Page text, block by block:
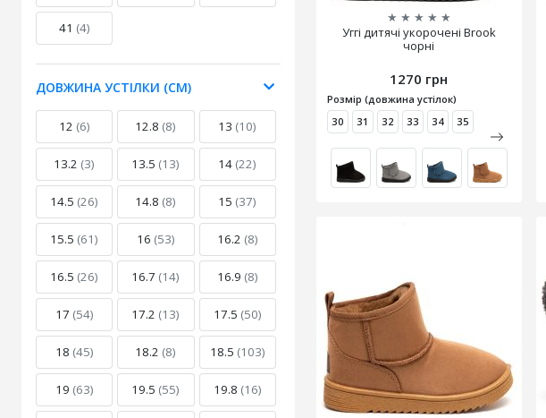
41 (4)
ДОВЖИНА УСТІЛКИ (СМ)
12 (6) 12.8 (8) 13 (10)
13.2 (3) 13.5 (13) 14 (22)
14.5 (26) 14.8 (8) 15 (37)
15.5 (61) 16 (53) 16.2 (8)
16.5 (26) 16.7 (14) 16.9 (8)
17 (54) 17.2 (13) 17.5 (50)
18 (45) 18.2 (8) 18.5 (103)
19 (63) 19.5 (55) 19.8 (16)
★ ★ ★ ★ ★
Уггі дитячі укорочені Brook
чорні
1270 грн
Розмір (довжина устілок)
30
31 32 33 34 35